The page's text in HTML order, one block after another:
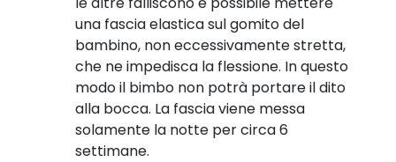
una fascia elastica sul gomito del
bambino, non eccessivamente stretta,
che ne impedisca la flessione. In questo
modo il bimbo non potrà portare il dito
alla bocca. La fascia viene messa
solamente la notte per circa 6
settimane.